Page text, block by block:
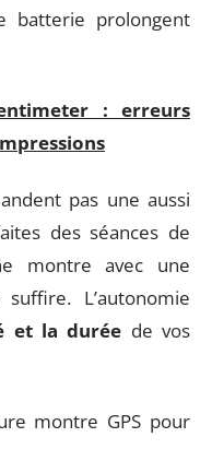
batterie prolongent
: erreurs
pas une aussi
des séances de
montre avec une
L’autonomie
et la durée de vos